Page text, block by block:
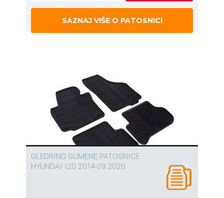
SAZNAJ VIŠE O PATOSNICI
GLEDRING GUMENE PATOSNICE
HYUNDAI I20 2014-09.2020